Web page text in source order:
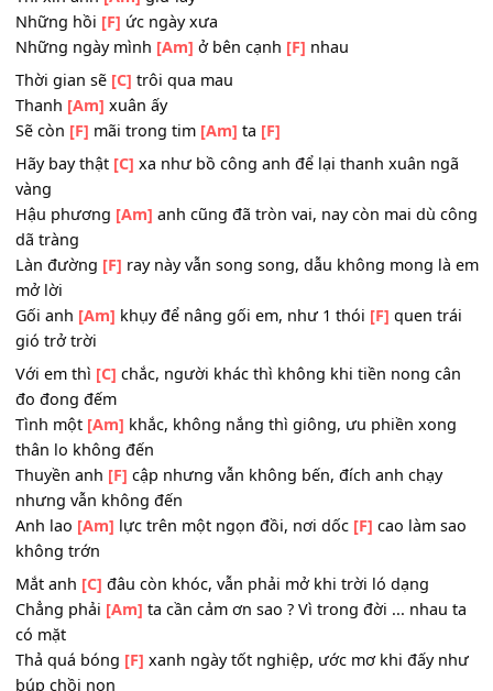
Bản tình ca[Am]tan vỡ
Từ[F]ấy ….[Am] [F]
Dù mai lỡ[C]quên nhau
Thì xin anh[Am]giữ lấy
Những hồi[F]ức ngày xưa
Những ngày mình[Am] ở bên cạnh [F] nhau
Thời gian sẽ[C]trôi qua mau
Thanh[Am]
Sẽ còn[F] mãi trong tim[Am]ta[F]
Hãy bay thật
xa như bồ công anh để lại thanh xuân
vàng
dã tràng
Làn đường [F] ray này vẫn song song, dẫu không mong
mở lời
Gối anh[Am] khụy để nâng gối em, như 1 thói[F]quen
gió trở trời
Với em thì[C]chắc, người khác thì không khi tiền nong
đo đong đếm
Tình một[Am] khắc, không nắng thì giông, ưu phiền
thân lo không đến
Thuyền anh
cập nhưng vẫn không bến, đích anh chạy
nhưng vẫn không đến